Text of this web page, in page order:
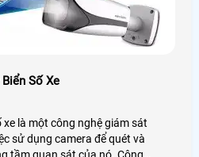
Số Xe
là một công nghệ giám sát
sử dụng camera để quét và
quan sát của nó. Công